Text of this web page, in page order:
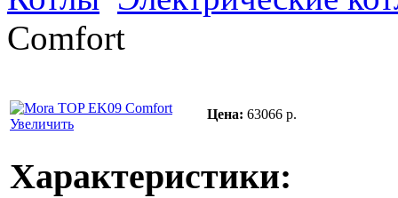
Comfort
Увеличить
Цена: 63066 р.
Характеристики: